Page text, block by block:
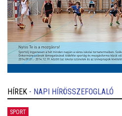
HÍREK - NAPI HÍRÖSSZEFOGLALÓ
SPORT